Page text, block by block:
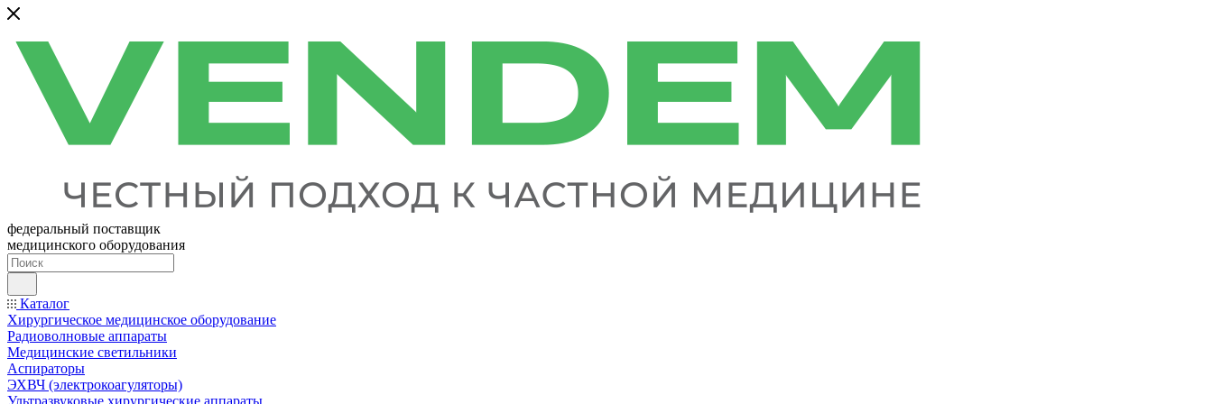
федеральный поставщик
медицинского оборудования
Каталог
Хирургическое медицинское оборудование
Радиоволновые аппараты
Медицинские светильники
Аспираторы
ЭХВЧ (электрокоагуляторы)
Ультразвуковые хирургические аппараты